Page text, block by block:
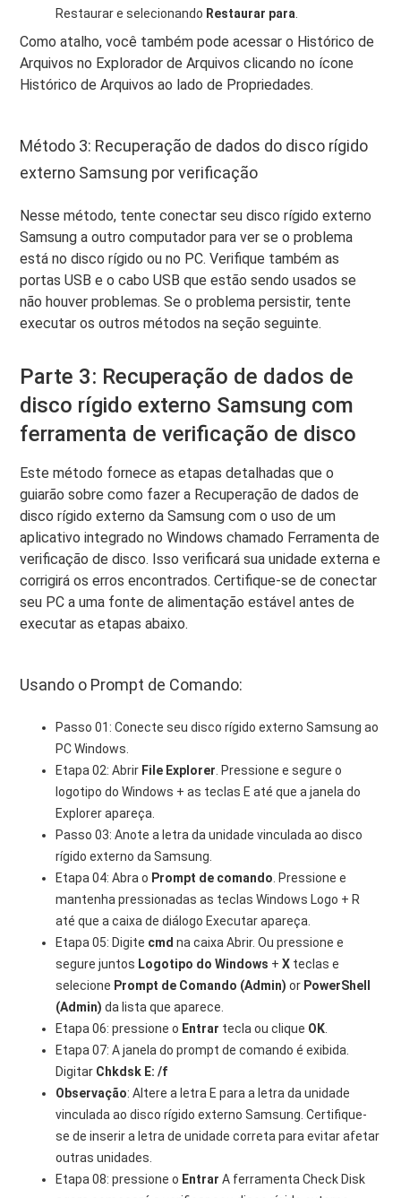
Restaurar e selecionando Restaurar para
Como atalho, você também pode acessar o Histórico de
Arquivos no Explorador de Arquivos clicando no ícone
Histórico de Arquivos ao lado de Propriedades.
Método 3: Recuperação de dados do disco rígido
externo Samsung por verificação
Nesse método, tente conectar seu disco rígido externo
Samsung a outro computador para ver se o problema
está no disco rígido ou no PC. Verifique também as
portas USB e o cabo USB que estão sendo usados ​​se
não houver problemas. Se o problema persistir, tente
executar os outros métodos na seção seguinte.
Parte 3: Recuperação de dados de
disco rígido externo Samsung com
ferramenta de verificação de disco
Este método fornece as etapas detalhadas que o
guiarão sobre como fazer a Recuperação de dados de
disco rígido externo da Samsung com o uso de um
aplicativo integrado no Windows chamado Ferramenta de
verificação de disco. Isso verificará sua unidade externa e
corrigirá os erros encontrados. Certifique-se de conectar
seu PC a uma fonte de alimentação estável antes de
executar as etapas abaixo.
Usando o Prompt de Comando:
Passo 01: Conecte seu disco rígido externo Samsung ao
PC Windows.
Etapa 02: Abrir File Explorer . Pressione e segure o
logotipo do Windows + as teclas E até que a janela do
Explorer apareça.
Passo 03: Anote a letra da unidade vinculada ao disco
rígido externo da Samsung.
Etapa 04: Abra o Prompt de comando . Pressione e
mantenha pressionadas as teclas Windows Logo + R
até que a caixa de diálogo Executar apareça.
Etapa 05: Digite cmdna caixa Abrir. Ou pressione e
segure juntos Logotipo do Windows +X teclas e
selecione Prompt de Comando (Admin) or PowerShell
(Admin)da lista que aparece.
Etapa 06: pressione o Entrar tecla ou clique OK
Etapa 07: A janela do prompt de comando é exibida.
Digitar Chkdsk E: /f
Observação: Altere a letra E para a letra da unidade
vinculada ao disco rígido externo Samsung. Certifique-
se de inserir a letra de unidade correta para evitar afetar
outras unidades.
Etapa 08: pressione o Entrar A ferramenta Check Disk